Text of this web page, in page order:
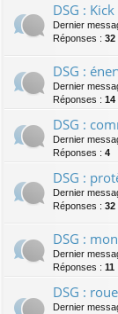
DSG :
Dernier
Réponses : 32
DSG :
Dernier
Réponses : 14
DSG :
Dernier
Réponses : 4
DSG :
Dernier
Réponses : 32
DSG :
Dernier
Réponses : 11
DSG :
Dernier